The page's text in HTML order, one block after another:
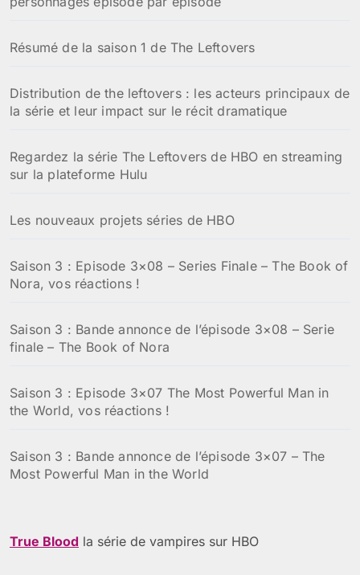
Résumé de la saison 1 de The Leftovers
Distribution de the leftovers : les acteurs principaux de
la série et leur impact sur le récit dramatique
Regardez la série The Leftovers de HBO en streaming
sur la plateforme Hulu
Les nouveaux projets séries de HBO
Saison 3 : Episode 3×08 – Series Finale – The Book of
Nora, vos réactions !
Saison 3 : Bande annonce de l’épisode 3×08 – Serie
finale – The Book of Nora
Saison 3 : Episode 3×07 The Most Powerful Man in
the World, vos réactions !
Saison 3 : Bande annonce de l’épisode 3×07 – The
Most Powerful Man in the World
True Blood la série de vampires sur HBO